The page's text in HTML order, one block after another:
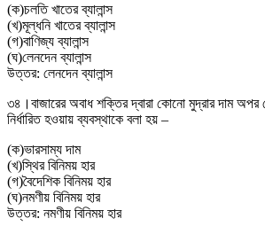
(ক)চলতি খাতের ব্যালান্স
(খ)মূল্ধনি খাতের ব্যালান্স
(গ)বাণিজ্য ব্যালান্স
(ঘ)লেনদেন ব্যালান্স
উত্তর: লেনদেন ব্যালান্স
৩৪। বাজারের অবাধ শক্তির দ্বারা কোনো মুদ্রার দাম অপর
নির্ধারিত হওয়ায় ব্যবস্থাকে বলা হয় –
(ক)ভারসাম্য দাম
(খ)স্থির বিনিময় হার
(গ)বৈদেশিক বিনিময় হার
(ঘ)নমণীয় বিনিময় হার
উত্তর: নমণীয় বিনিময় হার